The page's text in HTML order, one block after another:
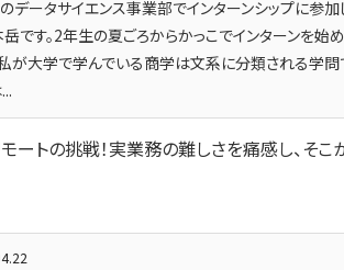
データサイエンス事業部でインターンシップに参
です。2年生の夏ごろからかっこでインターンを始
私が大学で学んでいる商学は文系に分類される学問
ートの挑戦！実業務の難しさを痛感し、そこ